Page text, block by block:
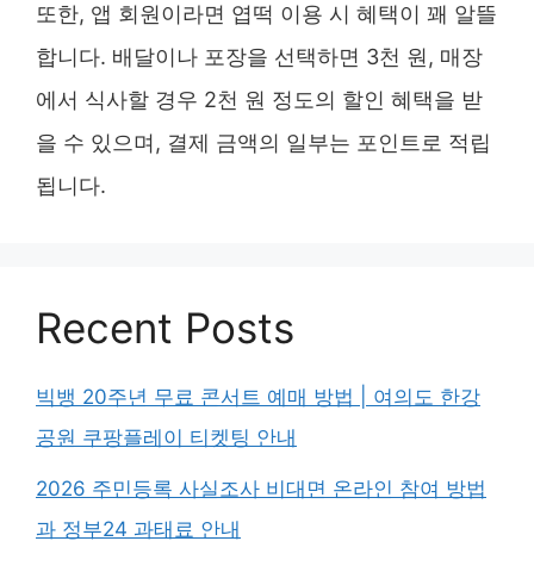
또한, 앱 회원이라면 엽떡 이용 시 혜택이 꽤 알뜰
합니다. 배달이나 포장을 선택하면 3천 원, 매장
에서 식사할 경우 2천 원 정도의 할인 혜택을 받
을 수 있으며, 결제 금액의 일부는 포인트로 적립
됩니다.
Recent Posts
빅뱅 20주년 무료 콘서트 예매 방법 | 여의도 한강
공원 쿠팡플레이 티켓팅 안내
2026 주민등록 사실조사 비대면 온라인 참여 방법
과 정부24 과태료 안내